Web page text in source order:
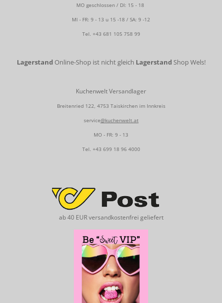
MO geschlossen / DI: 15 - 18
MI - FR: 9 - 13 u 15 -18 / SA: 9 -12
Tel. +43 681 105 758 99
Lagerstand Online-Shop ist nicht gleich Lagerstand Shop Wels!
Kuchenwelt Versandlager
Breitenried 122, 4753 Taiskirchen im Innkreis
service@kuchenwelt.at
MO - FR: 9 - 13
Tel. +43 699 18 96 4000
ab 40 EUR versandkostenfrei geliefert